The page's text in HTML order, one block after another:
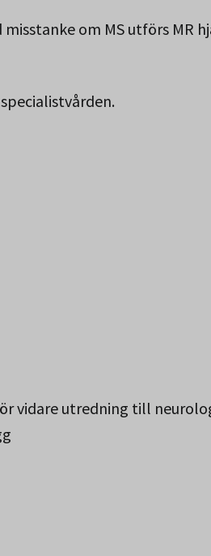
om MS utförs MR
vidare utredning till